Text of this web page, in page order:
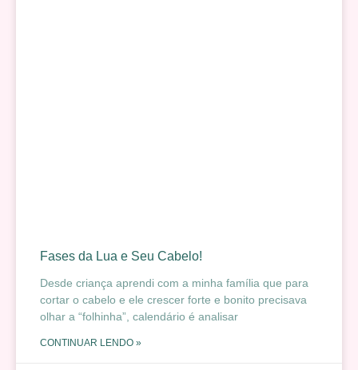
Fases da Lua e Seu Cabelo!
Desde criança aprendi com a minha família que para
cortar o cabelo e ele crescer forte e bonito precisava
olhar a “folhinha”, calendário é analisar
CONTINUAR LENDO »